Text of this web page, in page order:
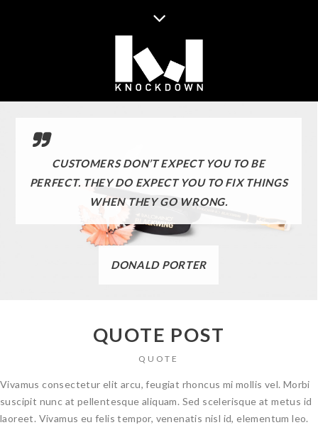
CUSTOMERS DON’T EXPECT YOU TO BE
PERFECT. THEY DO EXPECT YOU TO FIX THINGS
WHEN THEY GO WRONG.
DONALD PORTER
QUOTE POST
QUOTE
Vivamus consectetur elit arcu, feugiat rhoncus mi mollis vel. Morbi
suscipit nunc at pellentesque aliquam. Sed scelerisque at metus id
laoreet. Vivamus eu felis tempor, venenatis nisl id, elementum leo.